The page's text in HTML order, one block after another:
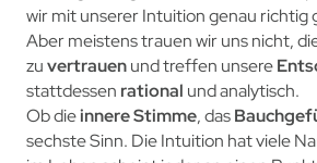
wir mit unserer Intuition genau richtig
Aber meistens trauen wir uns nicht,
zuvertrauenund treffen unsere
stattdessen rational und analytisch.
Ob dieinnere Stimme, das
sechste Sinn. Die Intuition hat viele